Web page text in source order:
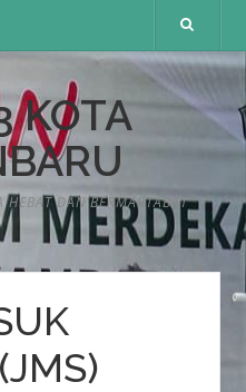
KOTA
HEBAT DAN BERMARTABAT